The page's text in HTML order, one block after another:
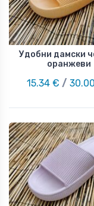
Удобни дамски
оранжеви
15.34 € /